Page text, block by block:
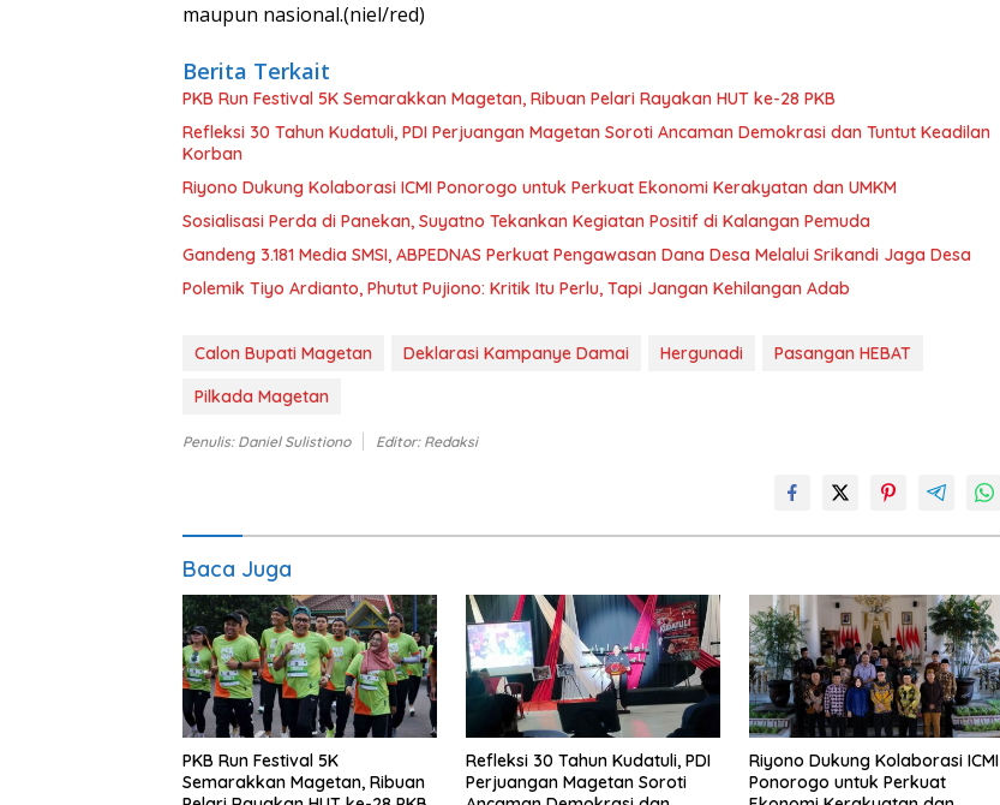
maupun nasional.(niel/red)
Berita Terkait
PKB Run Festival 5K Semarakkan Magetan, Ribuan Pelari Rayakan HUT ke-28 PKB
Refleksi 30 Tahun Kudatuli, PDI Perjuangan Magetan Soroti Ancaman Demokrasi dan Tuntut Keadilan
Korban
Riyono Dukung Kolaborasi ICMI Ponorogo untuk Perkuat Ekonomi Kerakyatan dan UMKM
Sosialisasi Perda di Panekan, Suyatno Tekankan Kegiatan Positif di Kalangan Pemuda
Gandeng 3.181 Media SMSI, ABPEDNAS Perkuat Pengawasan Dana Desa Melalui Srikandi Jaga Desa
Polemik Tiyo Ardianto, Phutut Pujiono: Kritik Itu Perlu, Tapi Jangan Kehilangan Adab
Calon Bupati Magetan Deklarasi Kampanye Damai Hergunadi
Pasangan HEBAT
Pilkada Magetan
Penulis: Daniel Sulistiono Editor: Redaksi
Baca Juga
PKB Run Festival 5K
Semarakkan Magetan, Ribuan
Refleksi 30 Tahun Kudatuli, PDI
Perjuangan Magetan Soroti
Riyono Dukung Kolaborasi ICMI
Ponorogo untuk Perkuat